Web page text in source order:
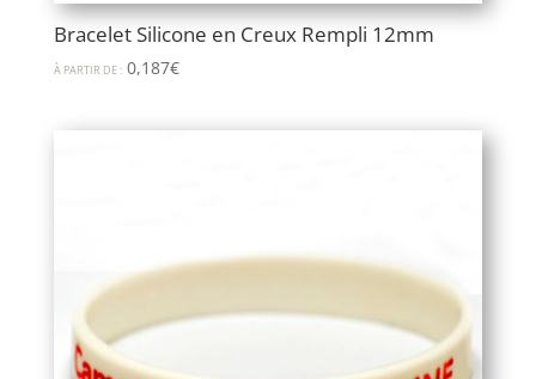
Bracelet Silicone en Creux Rempli 12mm
À PARTIR DE : 0,187€